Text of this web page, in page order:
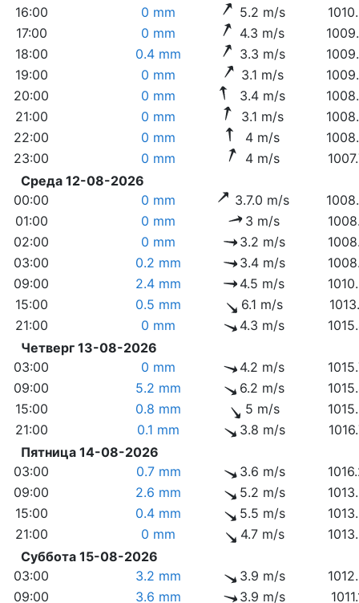
16:00
0 mm 5.2 m/s
17:00
0 mm 4.3 m/s
18:00
0.4 mm 3.3 m/s
19:00
0 mm 3.1 m/s
20:00
0 mm 3.4 m/s
21:00
0 mm 3.1 m/s
22:00
0 mm 4 m/s
23:00
0 mm 4 m/s
Среда 12-08-2026
00:00
0 mm 3.7.0 m/s
01:00
0 mm 3 m/s
02:00
0 mm 3.2 m/s
03:00
0.2 mm 3.4 m/s
09:00
2.4 mm 4.5 m/s
15:00
0.5 mm 6.1 m/s
21:00
0 mm 4.3 m/s
Четверг 13-08-2026
03:00
0 mm 4.2 m/s
09:00
5.2 mm 6.2 m/s
15:00
0.8 mm 5 m/s
21:00
0.1 mm 3.8 m/s
Пятница 14-08-2026
03:00
0.7 mm 3.6 m/s
09:00
2.6 mm 5.2 m/s
15:00
0.4 mm 5.5 m/s
21:00
0 mm 4.7 m/s
Суббота 15-08-2026
03:00
3.2 mm 3.9 m/s
09:00
3.6 mm 3.9 m/s